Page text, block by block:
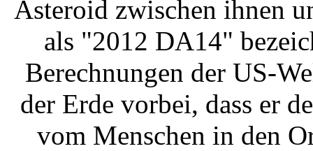
Asteroid zwischen ihnen
als "2012 DA14"
Berechnungen der US-
der Erde vorbei, dass er
vom Menschen in den